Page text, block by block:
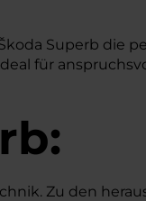
Superb die
für
Zu den